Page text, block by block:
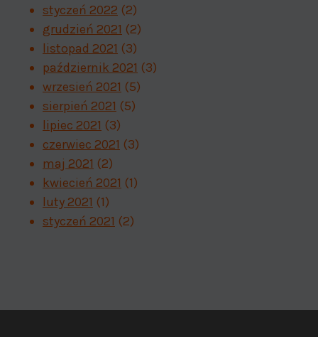
styczeń 2022 (2)
grudzień 2021 (2)
listopad 2021 (3)
październik 2021 (3)
wrzesień 2021 (5)
sierpień 2021 (5)
lipiec 2021 (3)
czerwiec 2021 (3)
maj 2021 (2)
kwiecień 2021 (1)
luty 2021 (1)
styczeń 2021 (2)